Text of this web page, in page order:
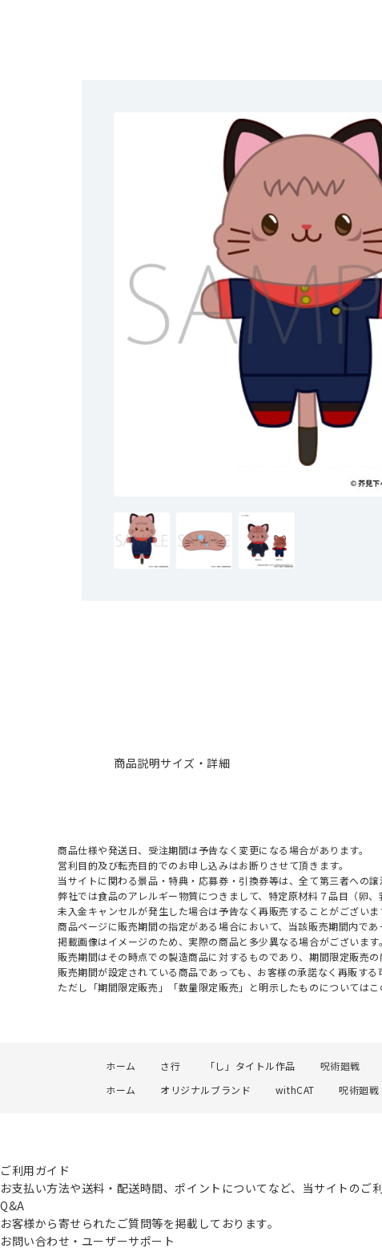
商品説明サイズ・詳細
商品仕様や発送日、受注期間は予告なく変更になる場合があります。
営利目的及び転売目的でのお申し込みはお断りさせて頂きます。
当サイトに関わる景品・特典・応募券・引換券等は、全て第三者への
弊社では食品のアレルギー物質につきまして、特定原材料７品目（卵
未入金キャンセルが発生した場合は予告なく再販売することがございま
商品ページに販売期間の指定がある場合において、当該販売期間内で
掲載画像はイメージのため、実際の商品と多少異なる場合がございます。
販売期間はその時点での製造商品に対するものであり、期間限定販売
販売期間が設定されている商品であっても、お客様の承諾なく再販する
ただし「期間限定販売」「数量限定販売」と明示したものについてはこ
ホーム さ行 「し」タイトル作品 呪術廻戦
ホーム
オリジナルブランド withCAT 呪術廻
ご利用ガイド
お支払い方法や送料・配送時間、ポイントについてなど、当サイトのご
Q&A
お客様から寄せられたご質問等を掲載しております。
お問い合わせ・ユーザーサポート